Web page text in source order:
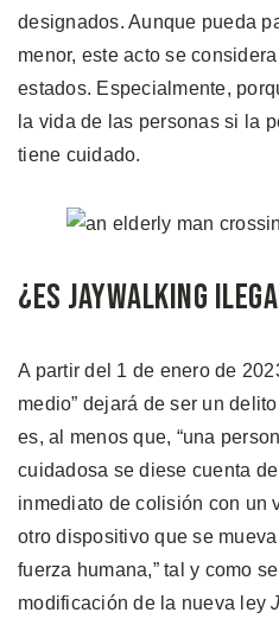
designados. Aunque pueda
menor, este acto se
estados. Especialmente,
la vida de las personas si la
tiene cuidado.
¿Es Jaywalking
A partir del 1 de enero de
medio” dejará de ser un
es, al menos que, “una
cuidadosa se diese cuenta
inmediato de colisión con un
otro dispositivo que se
fuerza humana,” tal y como
modificación de la nueva ley